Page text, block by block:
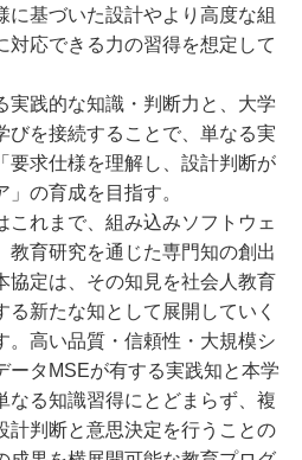
に基づいた設計やより高度な組
対応できる力の習得を想定して
践的な知識・判断力と、大学
びを接続することで、単なる実
要求仕様を理解し、設計判断が
の育成を目指す。
れまで、組み込みソフトウェ
教育研究を通じた専門知の創出
協定は、その知見を社会人教育
新たな知として展開していく
。高い品質・信頼性・大規模シ
ータMSEが有する実践知と本学
なる知識習得にとどまらず、複
計判断と意思決定を行うことの